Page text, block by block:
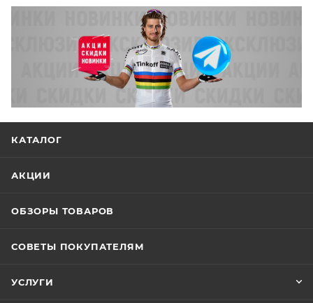
КАТАЛОГ
АКЦИИ
ОБЗОРЫ ТОВАРОВ
СОВЕТЫ ПОКУПАТЕЛЯМ
УСЛУГИ